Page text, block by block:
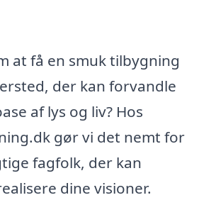
at få en smuk tilbygning
der kan forvandle
af lys og liv? Hos
gør vi det nemt for
fagfolk, der kan
dine visioner.